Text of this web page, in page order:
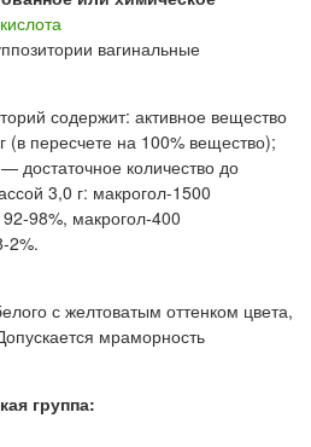
вагинальные
содержит: активное вещество
пересчете на 100% вещество);
достаточное количество до
3,0 г: макрогол-1500
98%, макрогол-400
2%.
с желтоватым оттенком цвета,
мраморность
группа: